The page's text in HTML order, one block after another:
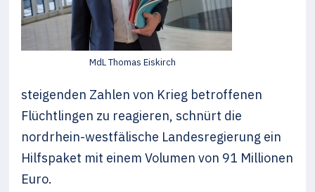
MdL Thomas Eiskirch
steigenden Zahlen von Krieg betroffenen
Flüchtlingen zu reagieren, schnürt die
nordrhein-westfälische Landesregierung ein
Hilfspaket mit einem Volumen von 91 Millionen
Euro.